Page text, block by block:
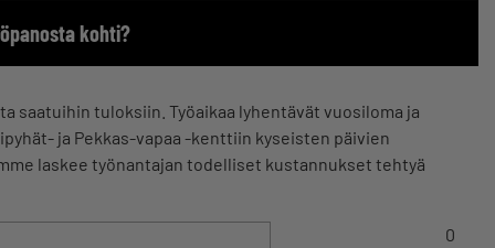
kohti?
saatuihin tuloksiin. Työaikaa lyhentävät vuosiloma ja
ja Pekkas-vapaa -kenttiin kyseisten päivien
laskee työnantajan todelliset kustannukset tehtyä
0